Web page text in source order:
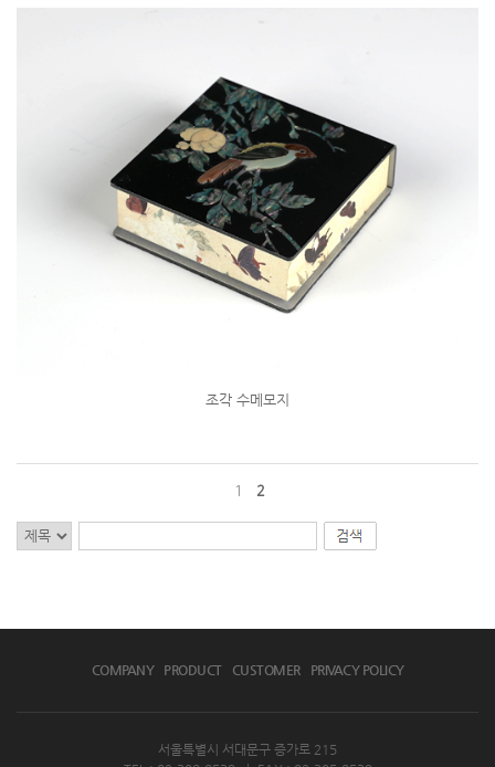
조각 수메모지
1 2
COMPANY PRODUCT CUSTOMER PRIVACY POLICY
서울특별시 서대문구 증가로 215